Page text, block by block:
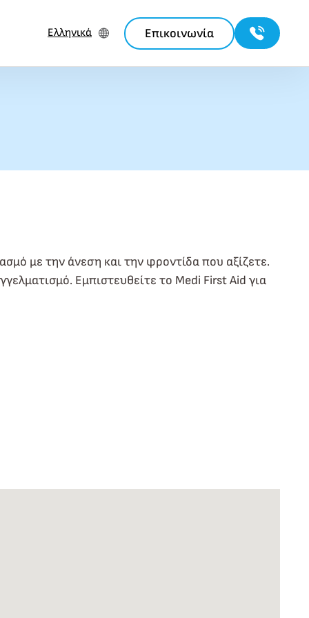
Επικοινωνία
Ελληνικά
με την άνεση και την φροντίδα που αξίζετε.
Εμπιστευθείτε το Medi First Aid για